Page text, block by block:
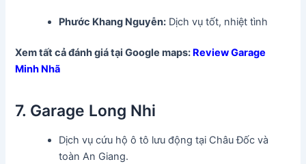
Phước Khang Nguyễn: Dịch vụ tốt, nhiệt tình
Xem tất cả đánh giá tại Google maps: Review Garage
Minh Nhã
7. Garage Long Nhi
Dịch vụ cứu hộ ô tô lưu động tại Châu Đốc và
toàn An Giang.